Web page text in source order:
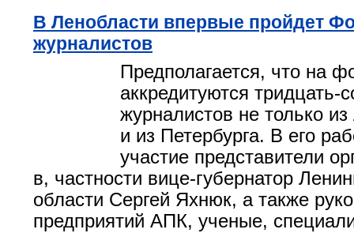
В Ленобласти впервые пройдет
журналистов
Предполагается, что на
аккредитуются тридцать-
журналистов не только
и из Петербурга. В его
участие представители
в, частности вице-губернатор
области Сергей Яхнюк, а также
предприятий АПК, ученые,